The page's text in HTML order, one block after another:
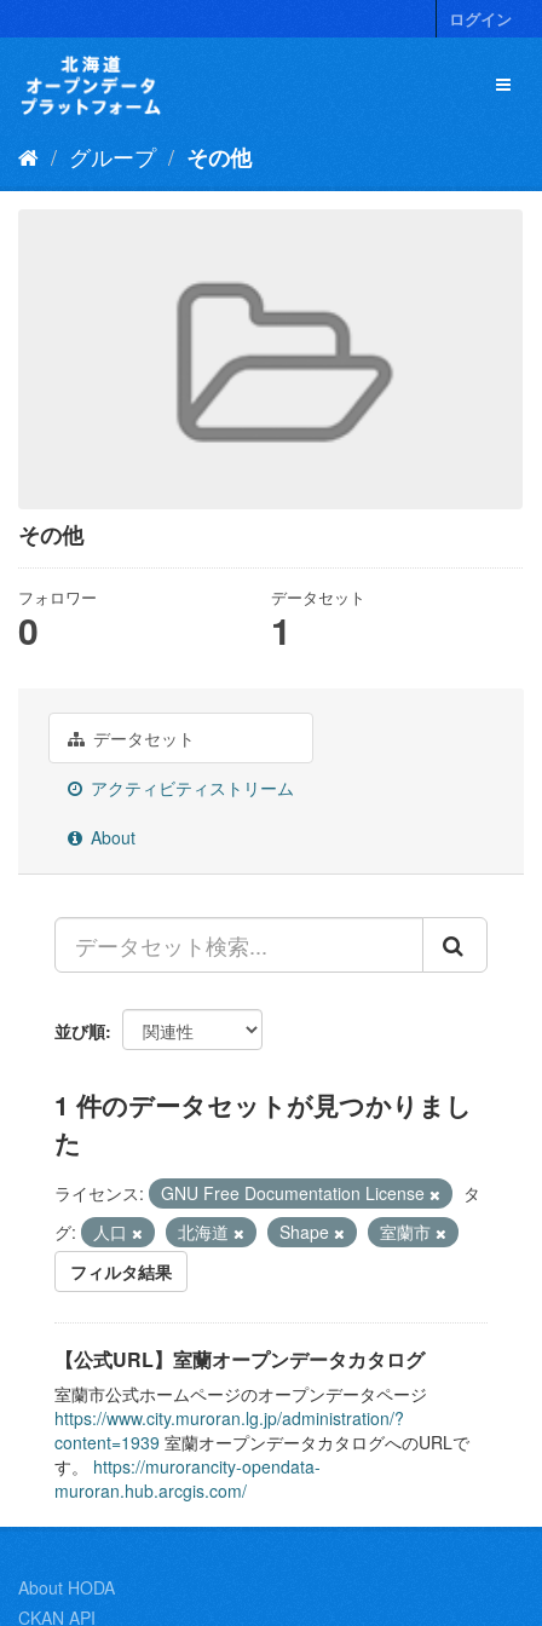
キ
ログイン
グループ その他
その他
フォロワー
0
データセット
1
データセット
アクティビティストリーム
About
並び順
1 件のデータセットが見つかりまし
た
ライセンス: GNU Free Documentation License
タ
グ:
人口 北海道 Shape
室蘭市
フィルタ結果
【公式URL】室蘭オープンデータカタログ
室蘭市公式ホームページのオープンデータページ
https://www.city.muroran.lg.jp/administration/?
content=1939 室蘭オープンデータカタログへのURLで
す。 https://murorancity-opendata-
muroran.hub.arcgis.com/
About HODA
CKAN API